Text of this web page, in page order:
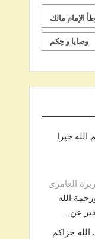
الإمام مالك
وصايا و حِكم
الله خيرا
العامري
الله
خير عن …
الله جزاكم